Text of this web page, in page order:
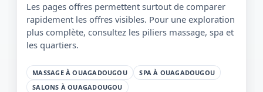
Les pages offres permettent surtout de comparer
rapidement les offres visibles. Pour une exploration
plus complète, consultez les piliers massage, spa et
les quartiers.
MASSAGE À OUAGADOUGOU
SPA À OUAGADOUGOU
SALONS À OUAGADOUGOU